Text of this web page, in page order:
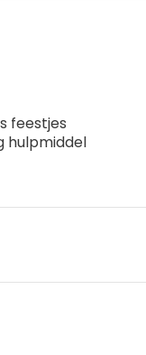
feestjes
hulpmiddel